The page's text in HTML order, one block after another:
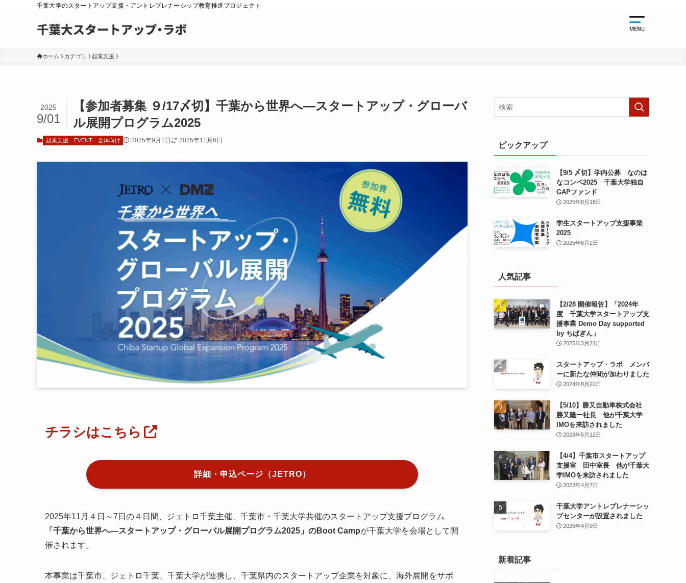
千葉大学関
起業支援
千葉大学のスタートアップ支援・アントレプレナーシップ教育推進プロジェクト
ホーム カテゴリ 起業支援
【参加者募集 ９/17〆切】千葉から世界へ―スタートアップ・グローバ
ル展開プログラム2025
2025
9/01
起業支援 EVENT 全体向け 2025年9月1日 2025年11月6日
チラシはこちら
詳細・申込ページ（JETRO）
2025年11月４日～7日の４日間、ジェトロ千葉主催、千葉市・千葉大学共催のスタートアップ支援プログラム
「千葉から世界へ―スタートアップ・グローバル展開プログラム2025」のBoot Campが千葉大学を会場として開
催されます。
本事業は千葉市、ジェトロ千葉、千葉大学が連携し、千葉県内のスタートアップ企業を対象に、海外展開をサポ
ピックアップ
【9/5 〆切】学内公募 なのは
なコンペ2025 千葉大学独自
GAPファンド
2025年8月18日
学生スタートアップ支援事業
2025
2025年6月2日
人気記事
【2/28 開催報告】「2024年
度 千葉大学スタートアップ支
援事業 Demo Day supported
by ちばぎん」
2025年3月21日
スタートアップ・ラボ メンバ
ーに新たな仲間が加わりました
2024年8月22日
【5/10】勝又自動車株式会社
勝又隆一社長 他が千葉大学
IMOを来訪されました
2023年5月12日
【4/4】千葉市スタートアップ
支援室 田中室長 他が千葉大
学IMOを来訪されました
2023年4月7日
千葉大学アントレプレナーシッ
プセンターが設置されました
2025年4月9日
新着記事